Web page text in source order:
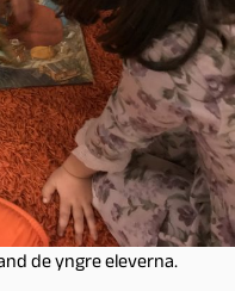
de yngre eleverna.